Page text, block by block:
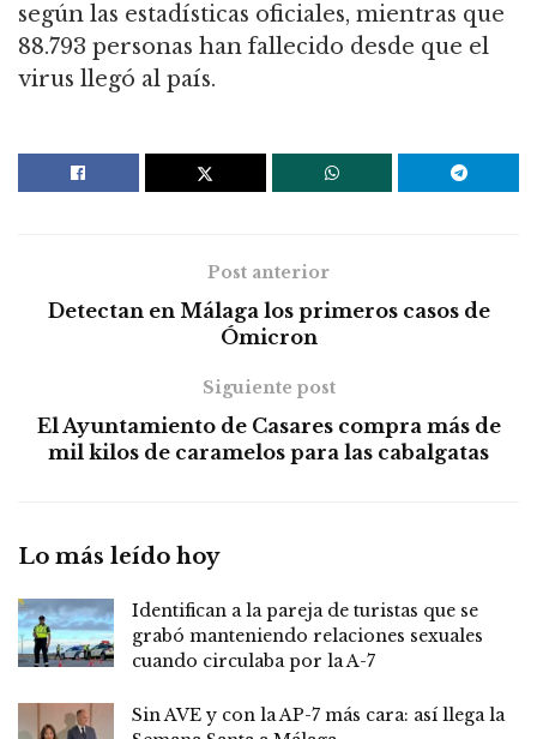
según las estadísticas oficiales, mientras que
88.793 personas han fallecido desde que el
virus llegó al país.
Post anterior
Detectan en Málaga los primeros casos de
Ómicron
Siguiente post
El Ayuntamiento de Casares compra más de
mil kilos de caramelos para las cabalgatas
Lo más leído hoy
Identifican a la pareja de turistas que se
grabó manteniendo relaciones sexuales
cuando circulaba por la A-7
Sin AVE y con la AP-7 más cara: así llega la